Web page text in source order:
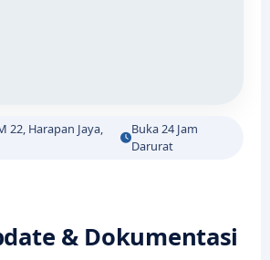
22, Harapan Jaya,
Buka 24 Jam
Darurat
& Dokumentasi